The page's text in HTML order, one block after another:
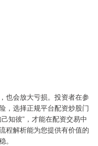
也会放大亏损。投资者在参
，选择正规平台配资炒股门
知彼”，才能在配资交易中
程解析能为您提供有价值的